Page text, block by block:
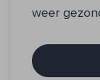
weer